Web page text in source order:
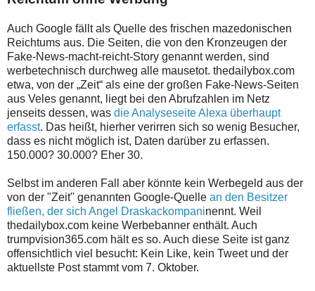
Auch Google fällt als Quelle des frischen mazedonischen
Reichtums aus. Die Seiten, die von den Kronzeugen der
Fake-News-macht-reicht-Story genannt werden, sind
werbetechnisch durchweg alle mausetot. thedailybox.com
etwa, von der „Zeit“ als eine der großen Fake-News-Seiten
aus Veles genannt, liegt bei den Abrufzahlen im Netz
jenseits dessen, was die Analyseseite Alexa überhaupt
erfasst. Das heißt, hierher verirren sich so wenig Besucher,
dass es nicht möglich ist, Daten darüber zu erfassen.
150.000? 30.000? Eher 30.
Selbst im anderen Fall aber könnte kein Werbegeld aus der
von der "Zeit" genannten Google-Quelle an den Besitzer
fließen, der sich Angel Draskackompaninennt. Weil
thedailybox.com keine Werbebanner enthält. Auch
trumpvision365.com hält es so. Auch diese Seite ist ganz
offensichtlich viel besucht: Kein Like, kein Tweet und der
aktuellste Post stammt vom 7. Oktober.